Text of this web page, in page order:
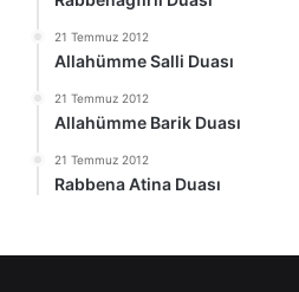
21 Temmuz 2012
Allahümme Salli Duası
21 Temmuz 2012
Allahümme Barik Duası
21 Temmuz 2012
Rabbena Atina Duası